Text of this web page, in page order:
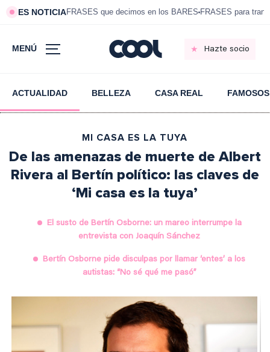
ES NOTICIAFRASES que decimos en los BARES FRASES para
MENÚ Hazte socio
ACTUALIDAD BELLEZA CASA REAL FAMOSOS
MI CASA ES LA TUYA
De las amenazas de muerte de Albert
Rivera al Bertín político: las claves de
‘Mi casa es la tuya’
El susto de Bertín Osborne: un mareo interrumpe la
entrevista con Joaquín Sánchez
Bertín Osborne pide disculpas por llamar ‘entes’ a los
autistas: “No sé qué me pasó”